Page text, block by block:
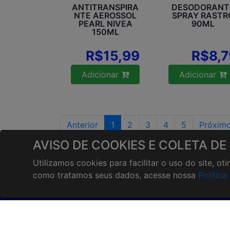
ANTITRANSPIRA
NTE AEROSSOL
PEARL NIVEA
150ML
R$15,99
Adicionar
SPRAY
90ML
Adicionar
Anterior 1 2 3 4 5
AVISO DE COOKIES E COLETA
Utilizamos cookies para facilitar o uso do site,
como tratamos seus dados, acesse nossa Política
ATENDIMENTO:
(67)3047-1600
Onde